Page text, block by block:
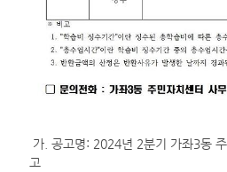
가. 공고명: 2024년 2분기 가좌3동
고